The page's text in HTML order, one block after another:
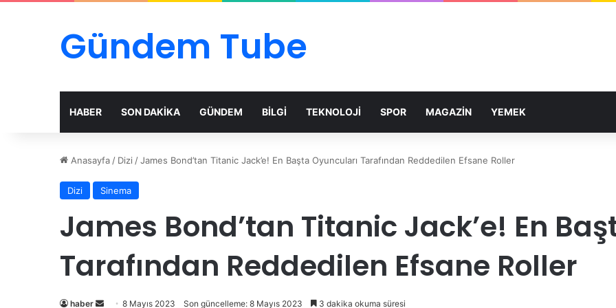
Gündem Tube
HABER SON DAKİKA GÜNDEM BİLGİ TEKNOLOJİ SPOR MAGAZİN YEMEK
Anasayfa / Dizi /James Bond’tan Titanic Jack’e! En Başta Oyuncuları Tarafından Reddedilen Efsane Roller
Dizi Sinema
James Bond’tan Titanic Jack’e! En
Tarafından Reddedilen Efsane Roller
haber
Bir
8 Mayıs 2023 Son güncelleme: 8 Mayıs 2023 3 dakika okuma süresi